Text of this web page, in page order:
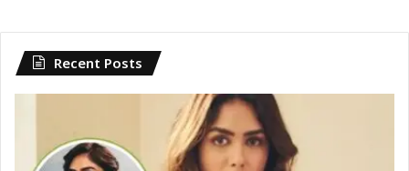
Recent Posts